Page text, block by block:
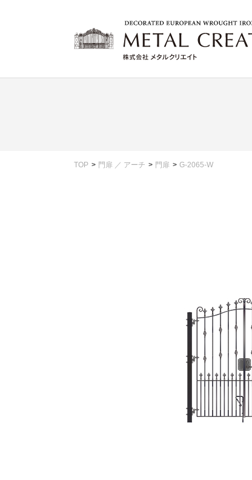
TOP 門扉 ／ アーチ 門扉 G-2065-W